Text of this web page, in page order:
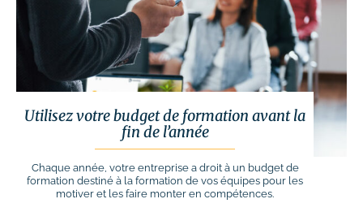
Utilisez votre budget de formation avant la
fin de l’année
Chaque année, votre entreprise a droit à un budget de
formation destiné à la formation de vos équipes pour les
motiver et les faire monter en compétences.